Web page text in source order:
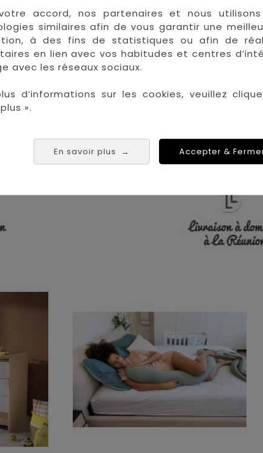
accord, nos partenaires et nous
similaires afin de vous garantir une
à des fins de statistiques ou afin de
en lien avec vos habitudes et centres
avec les réseaux sociaux.
d’informations sur les cookies, veuillez
».
En savoir plus → Accepter &
les plus grandes marques de
à La Réunion :
• Saint Paul
• Saint Pierre